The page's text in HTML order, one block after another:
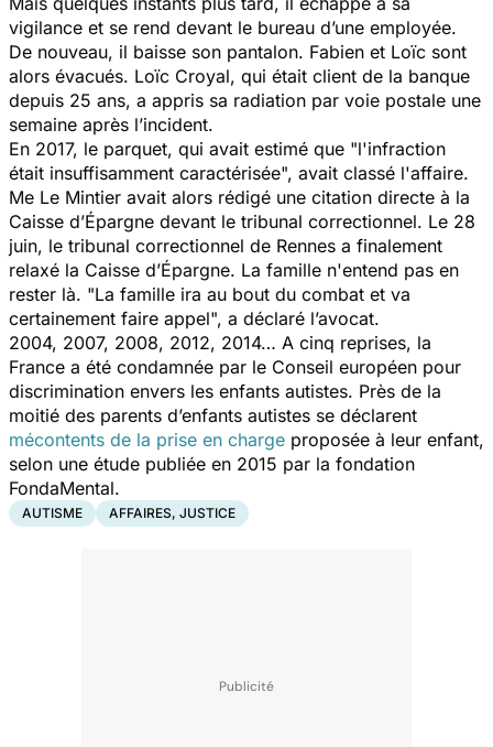
vigilance et se rend devant le bureau d’une employée.
De nouveau, il baisse son pantalon. Fabien et Loïc sont
alors évacués. Loïc Croyal, qui était client de la banque
depuis 25 ans, a appris sa radiation par voie postale une
semaine après l’incident.
En 2017, le parquet, qui avait estimé que "l'infraction
était insuffisamment caractérisée", avait classé l'affaire.
Me Le Mintier avait alors rédigé une citation directe à la
Caisse d’Épargne devant le tribunal correctionnel. Le 28
juin, le tribunal correctionnel de Rennes a finalement
relaxé la Caisse d’Épargne. La famille n'entend pas en
rester là. "La famille ira au bout du combat et va
certainement faire appel", a déclaré l’avocat.
2004, 2007, 2008, 2012, 2014… A cinq reprises, la
France a été condamnée par le Conseil européen pour
discrimination envers les enfants autistes. Près de la
moitié des parents d’enfants autistes se déclarent
mécontents de la prise en charge proposée à leur enfant,
selon une étude publiée en 2015 par la fondation
FondaMental.
AUTISME AFFAIRES, JUSTICE